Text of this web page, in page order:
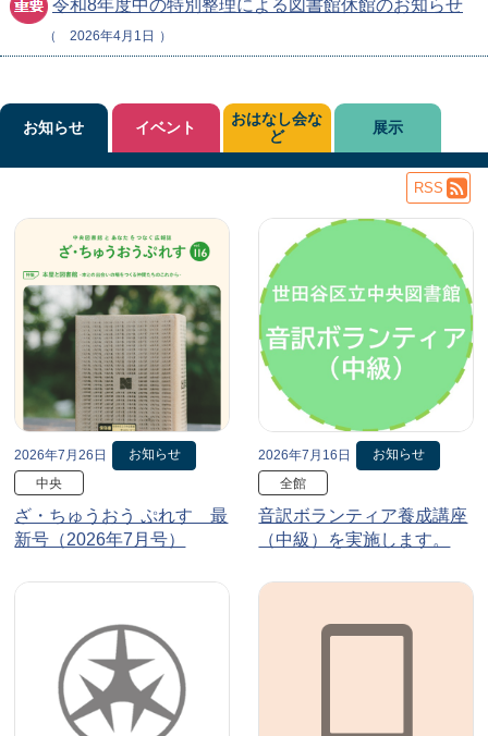
令和8年度中の特別整理による図書館休館のお知らせ
2026年4月1日
お知らせ
2026年7月26日
お知らせ
中央
ざ・ちゅうおう ぷれす 最
新号（2026年7月号）
2026年7月16日
お知らせ
全館
音訳ボランティア養成講座
（中級）を実施します。
イベント
おはなし会な
ど
展示
RSS